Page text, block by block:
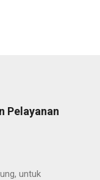
Pelayanan
untuk